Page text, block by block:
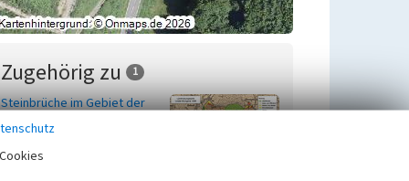
Zugehörig zu 1
Steinbrüche im Gebiet der
Gemeinde Lindlar